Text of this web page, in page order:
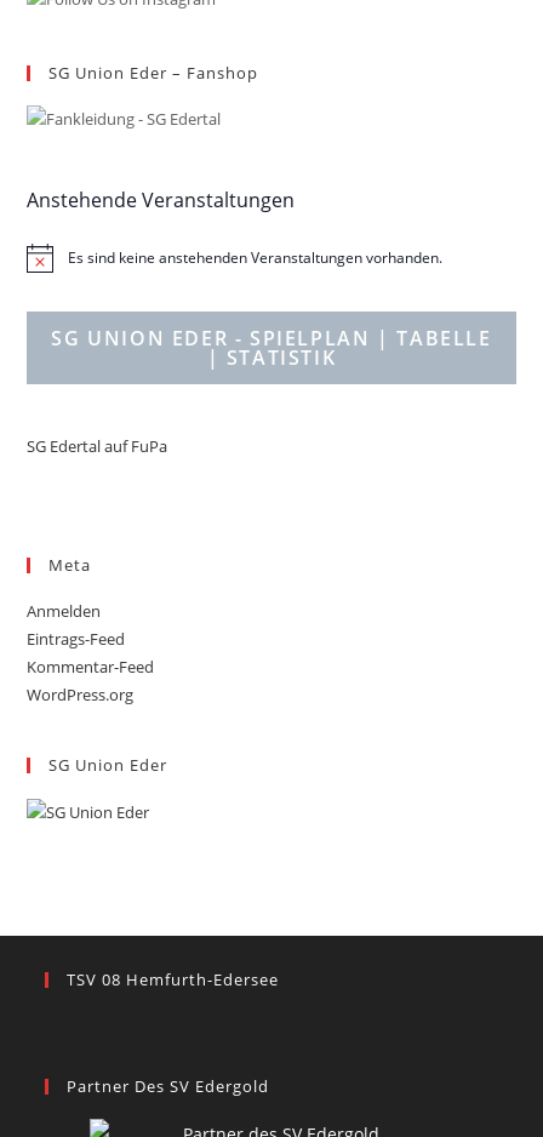
SG Union Eder – Fanshop
Anstehende Veranstaltungen
H
s
Es sind keine anstehenden Veranstaltungen vorhanden.
SG UNION EDER - SPIELPLAN | TABELLE
| STATISTIK
SG Edertal auf FuPa
Meta
Anmelden
Eintrags-Feed
Kommentar-Feed
WordPress.org
SG Union Eder
TSV 08 Hemfurth-Edersee
Partner Des SV Edergold